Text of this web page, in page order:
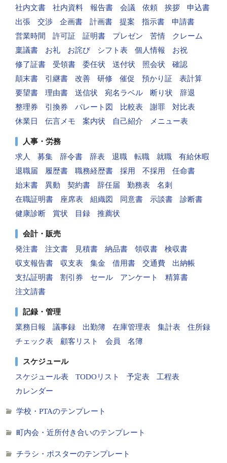
社内文書
社内資料 報告書 会議 依頼 挨拶
申込書
出張
交渉 企画書 計画書 提案 指示書
申請書
営業時間
許可証 証明書 プレゼン 苦情
クレーム
稟議書
お礼 お詫び シフト表 個人情報
お祝
修了証書
受領書 委任状 送付状 照会状
確認
顛末書
引継書 改善 研修 催促 預かり証
表計算
要望書
理由書 送信状 宛名ラベル 断り状
辞退
整理券
引換券 パレート図 比較表 謝罪
対比表
休業日
伝言メモ 案内状 自己紹介 メニュー表
人事・労務
求人
募集 辞令書 辞表 退職 転職 就職
有給休暇
退職届
履歴書 職務経歴書 採用 不採用
任命書
始末書
異動 契約書 辞任届 勤務表
名刺
在職証明書
座席表 組織図 同意書 示談書
診断書
健康診断
賞状 目録 推薦状
会計・販売
発注書
注文書 見積書 納品書 領収書
検収書
収支報告書
収支表 集金 借用書 交通費
出納帳
支払証明書
割引券 セール アンケート
精算書
注文請書
記録・管理
業務日報
議事録 出勤簿 在庫管理表 集計表
住所録
チェック表
顧客リスト 会員 名簿
スケジュール
スケジュール表
TODOリスト 予定表
工程表
カレンダー
学校・PTAのテンプレート
町内会・近所付き合いのテンプレート
チラシ・ポスターのテンプレート